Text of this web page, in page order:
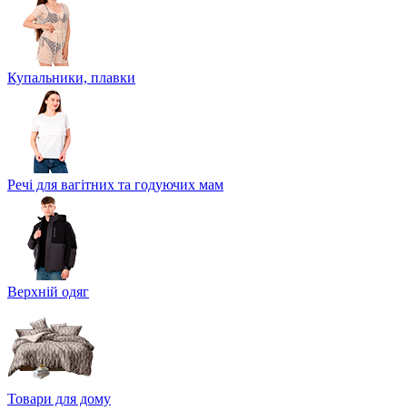
Купальники, плавки
Речі для вагітних та годуючих мам
Верхній одяг
Товари для дому